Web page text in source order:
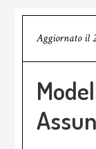
Aggiornato il